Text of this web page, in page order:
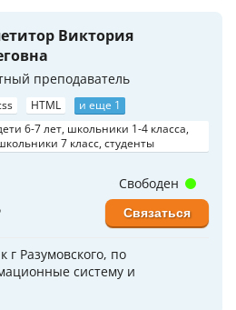
Виктория
преподаватель
HTML
и еще 1
6-7 лет, школьники 1-4 класса,
7 класс, студенты
Разумовского, по
систему и
Свободен
Связаться